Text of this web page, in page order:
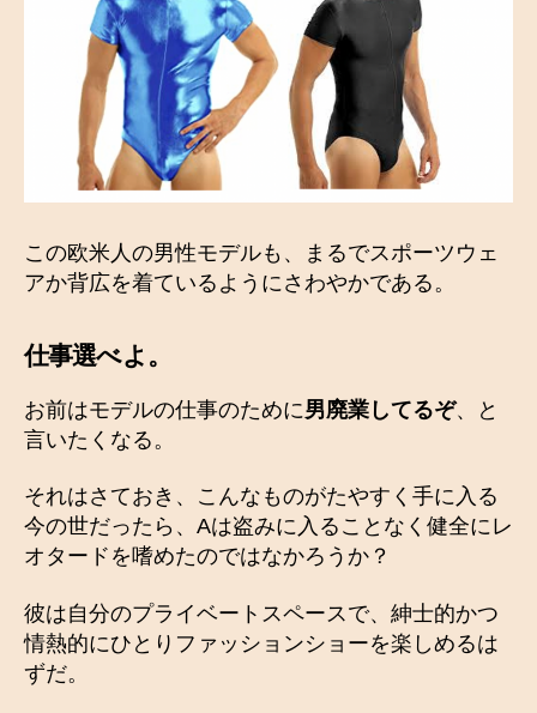
この欧米人の男性モデルも、まるでスポーツウェ
アか背広を着ているようにさわやかである。
仕事選べよ 。
お前はモデルの仕事のために男廃業してるぞ、と
言いたくなる。
それはさておき、こんなものがたやすく手に入る
今の世だったら、Aは盗みに入ることなく健全にレ
オタードを嗜めたのではなかろうか？
彼は自分のプライベートスペースで、紳士的かつ
情熱的にひとりファッションショーを楽しめるは
ずだ。